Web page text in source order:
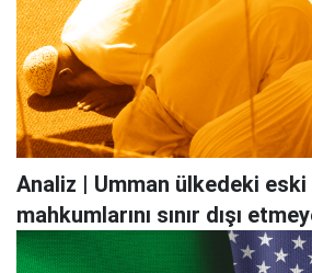
Analiz | Umman ülkedeki
mahkumlarını sınır dışı